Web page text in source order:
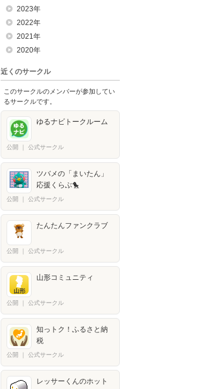
2023年
2022年
2021年
2020年
近くのサークル
このサークルのメンバーが参加してい
るサークルです。
ゆるナビトークルーム
公開 公式サークル
ツバメの「まいたん」
応援くらぶ🐤
公開 公式サークル
たんたんファンクラブ
公開 公式サークル
山形コミュニティ
公開 公式サークル
知っトク！ふるさと納
税
公開 公式サークル
レッサーくんのホット